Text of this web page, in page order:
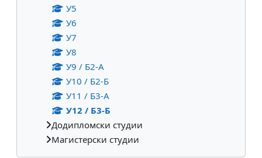
У5
У6
У7
У8
У9 / Б2-А
У10 / Б2-Б
У11 / Б3-А
У12 / Б3-Б
Додипломски студии
Магистерски студии